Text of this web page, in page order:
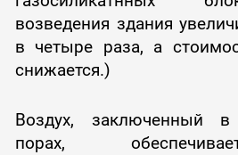
возведения здания
в четыре раза, а
снижается.)
Воздух, заключенный в
порах,